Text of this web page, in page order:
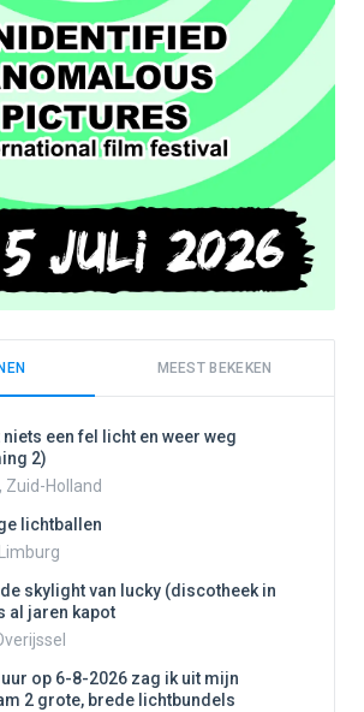
MEEST BEKEKEN
niets een fel licht en weer weg
2)
Zuid-Holland
lichtballen
skylight van lucky (discotheek in
al jaren kapot
uur op 6-8-2026 zag ik uit mijn
2 grote, brede lichtbundels